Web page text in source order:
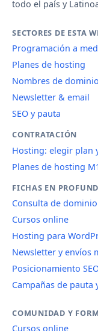
todo el país y
SECTORES DE ESTA
Programación a
Planes de hosting
Nombres de dominio
Newsletter & email
SEO y pauta
CONTRATACIÓN
Hosting: elegir plan
Planes de hosting
FICHAS EN
Consulta de dominio
Cursos online
Hosting para
Newsletter y envíos
Posicionamiento
Campañas de pauta
COMUNIDAD Y
Cursos online